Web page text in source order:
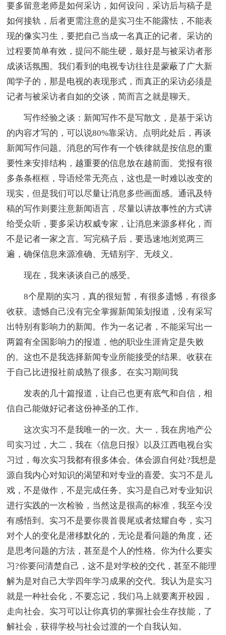
要多留意老师是如何采访，如何设问，采访后与稿子是
如何接轨，后者更需注意的是实习生不能露怯，不能表
现的像实习生，要把自己当成一名真正的记者。采访的
过程要简单有效，提问不能生硬，最好是与被采访者形
成谈话氛围。我们看到的电视专访往往是蒙蔽了广大新
闻学子的，那是电视的表现形式，而真正的采访必须是
记者与被采访者自如的交谈，简而言之就是聊天。
写作经验之谈：新闻写作不是写散文，是基于采访
的内容才写的，可以说80%靠采访。点明此处后，再谈
新闻写作问题。消息的写作有一个铁律就是按信息的重
要性来安排结构，越重要的信息放在越前面。党报有很
多条条框框，导语经常无亮点，这也是一时难以改变的
现实，但是我们可以尽量让消息多些画面感。通讯及特
稿的写作则要注意新闻语言，尽量以讲故事性的方式讲
给受众听，要多采访权威专家，让消息来源多样化，而
不是记者一家之言。写完稿子后，要迅速地浏览两三
遍，确保信息来源准确、无错别字、无歧义。
现在，我来谈谈自己的感受。
8个星期的实习，真的很短暂，有很多遗憾，有很多
收获。遗憾自己没有完全掌握新闻策划报道，没有采写
出特别有影响力的新闻。作为一名记者，不能采写出一
两篇有全国影响力的报道，他的职业生涯肯定是失败
的。这也不是我选择新闻专业所能接受的结果。收获在
于自己比进报社前成熟了很多。在实习期间我
发表的几十篇报道，让自己也更有底气和自信，相
信自己能做好记者这份神圣的工作。
这次实习不是我唯一的一次。大一，我在房地产公
司实习过，大二，我在《信息日报》以及江西电视台实
习过，每次实习我都有很多体会。体会源自何处?我想是
源自我内心对知识的渴望和对专业的喜爱。实习不是儿
戏，不是做作，不是完成任务。实习是自己对专业知识
进行实践的一次检验，当然这是很高的标准，我至今没
有感悟到。实习不是要你畏首畏尾或者炫耀自夸，实习
对个人的变化是潜移默化的，无论是看问题的角度，还
是思考问题的方法，甚至是个人的性格。你为什么要实
习?你要问清楚自己，这不是对学校的交代，甚至不能理
解为是对自己大学四年学习成果的交代。我认为是实习
就是一种社会化，不要忘记，我们马上就要离开校园，
走向社会。实习可以让你真切的掌握社会生存技能，了
解社会，获得学校与社会过渡的一个自我认知。